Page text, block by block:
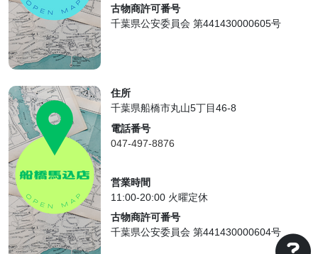
古物商許可番号
千葉県公安委員会 第441430000605号
住所
千葉県船橋市丸山5丁目46-8
電話番号
047-497-8876
営業時間
11:00-20:00 火曜定休
古物商許可番号
千葉県公安委員会 第441430000604号